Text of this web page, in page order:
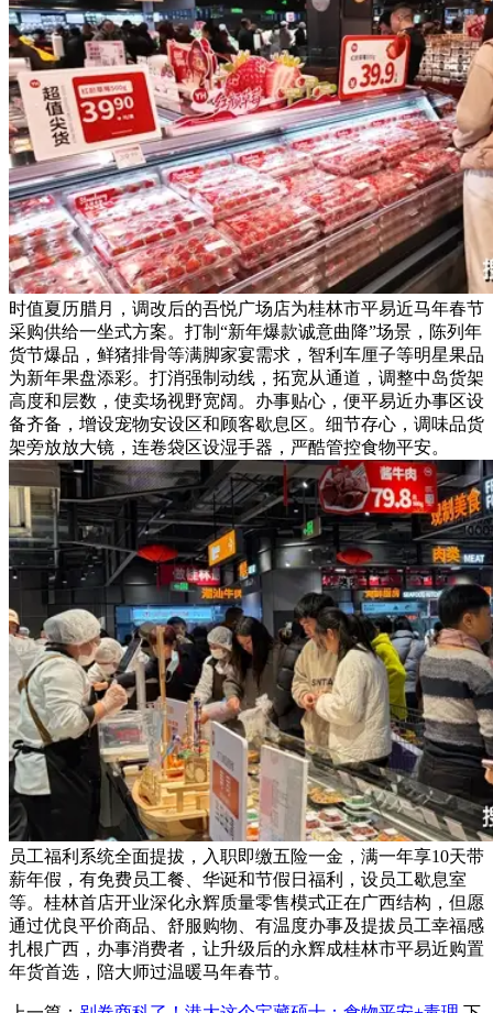
时值夏历腊月，调改后的吾悦广场店为桂林市平易近马年春节
采购供给一坐式方案。打制“新年爆款诚意曲降”场景，陈列年
货节爆品，鲜猪排骨等满脚家宴需求，智利车厘子等明星果品
为新年果盘添彩。打消强制动线，拓宽从通道，调整中岛货架
高度和层数，使卖场视野宽阔。办事贴心，便平易近办事区设
备齐备，增设宠物安设区和顾客歇息区。细节存心，调味品货
架旁放放大镜，连卷袋区设湿手器，严酷管控食物平安。
员工福利系统全面提拔，入职即缴五险一金，满一年享10天带
薪年假，有免费员工餐、华诞和节假日福利，设员工歇息室
等。桂林首店开业深化永辉质量零售模式正在广西结构，但愿
通过优良平价商品、舒服购物、有温度办事及提拔员工幸福感
扎根广西，办事消费者，让升级后的永辉成桂林市平易近购置
年货首选，陪大师过温暖马年春节。